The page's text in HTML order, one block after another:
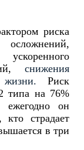
риска
осложнений,
снижения
Риск
типа на 76%
он
страдает
в три